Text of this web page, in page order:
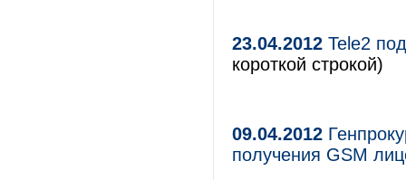
23.04.2012 Tele2
короткой строкой)
09.04.2012
получения GSM